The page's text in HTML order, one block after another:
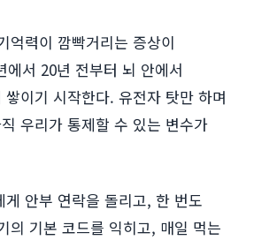
억력이 깜빡거리는 증상이
에서 20년 전부터 뇌 안에서
이기 시작한다. 유전자 탓만 하며
우리가 통제할 수 있는 변수가
안부 연락을 돌리고, 한 번도
의 기본 코드를 익히고, 매일 먹는